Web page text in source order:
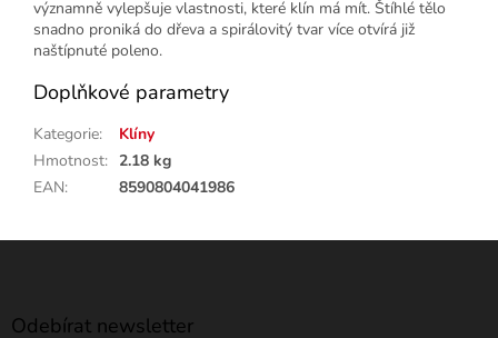
významně vylepšuje vlastnosti, které klín má mít. Štíhlé tělo
snadno proniká do dřeva a spirálovitý tvar více otvírá již
naštípnuté poleno.
Doplňkové parametry
Kategorie:
Klíny
Hmotnost: 2.18 kg
EAN: 8590804041986
Z
Odebírat newsletter